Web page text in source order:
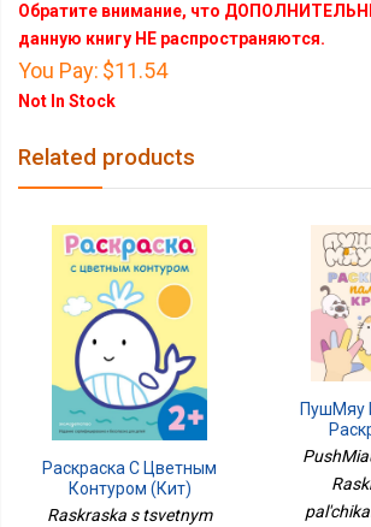
Обратите внимание, что
данную книгу НЕ распространяются.
You Pay: $11.54
Not In Stock
Related products
Раскраска С Цветным
Контуром (Кит)
Raskraska s tsvetnym
ПушМяу